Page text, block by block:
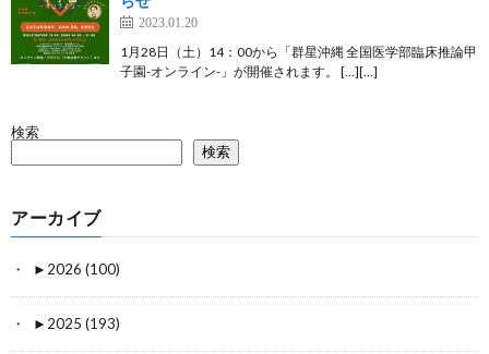
2023.01.20
1月28日（土）14：00から「群星沖縄 全国医学部臨床推論甲
子園-オンライン-」が開催されます。 […][…]
検索
検索
アーカイブ
► 2026 (100)
► 2025 (193)